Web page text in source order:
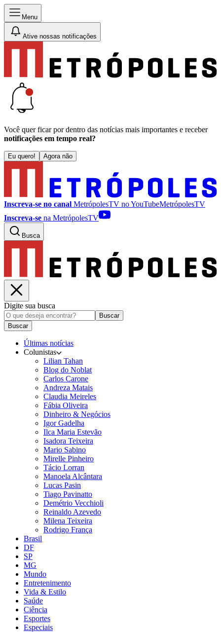
Menu
Ative nossas notificações
Você quer ficar por dentro das notícias mais importantes e receber
notificações em tempo real?
Eu quero! Agora não
Inscreva-se no canal MetrópolesTV noYouTubeMetrópolesTV
Inscreva-se na MetrópolesTV
Busca
Digite sua busca
Buscar
Buscar
Últimas notícias
Colunistas
Lilian Tahan
Blog do Noblat
Carlos Carone
Andreza Matais
Claudia Meireles
Fábia Oliveira
Dinheiro & Negócios
Igor Gadelha
Ilca Maria Estevão
Isadora Teixeira
Mario Sabino
Mirelle Pinheiro
Tácio Lorran
Manoela Alcântara
Lucas Pasin
Tiago Pavinatto
Demétrio Vecchioli
Reinaldo Azevedo
Milena Teixeira
Rodrigo França
Brasil
DF
SP
MG
Mundo
Entretenimento
Vida & Estilo
Saúde
Ciência
Esportes
Especiais